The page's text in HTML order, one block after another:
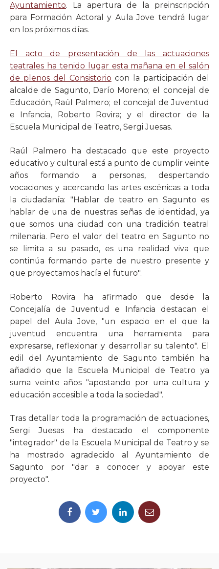
Ayuntamiento. La apertura de la preinscripción
para Formación Actoral y Aula Jove tendrá lugar
en los próximos días.
El acto de presentación de las actuaciones
teatrales ha tenido lugar esta mañana en el salón
de plenos del Consistorio con la participación del
alcalde de Sagunto, Darío Moreno; el concejal de
Educación, Raúl Palmero; el concejal de Juventud
e Infancia, Roberto Rovira; y el director de la
Escuela Municipal de Teatro, Sergi Juesas.
Raúl Palmero ha destacado que este proyecto
educativo y cultural está a punto de cumplir veinte
años formando a personas, despertando
vocaciones y acercando las artes escénicas a toda
la ciudadanía: "Hablar de teatro en Sagunto es
hablar de una de nuestras señas de identidad, ya
que somos una ciudad con una tradición teatral
milenaria. Pero el valor del teatro en Sagunto no
se limita a su pasado, es una realidad viva que
continúa formando parte de nuestro presente y
que proyectamos hacía el futuro".
Roberto Rovira ha afirmado que desde la
Concejalía de Juventud e Infancia destacan el
papel del Aula Jove, "un espacio en el que la
juventud encuentra una herramienta para
expresarse, reflexionar y desarrollar su talento". El
edil del Ayuntamiento de Sagunto también ha
añadido que la Escuela Municipal de Teatro ya
suma veinte años "apostando por una cultura y
educación accesible a toda la sociedad".
Tras detallar toda la programación de actuaciones,
Sergi Juesas ha destacado el componente
"integrador" de la Escuela Municipal de Teatro y se
ha mostrado agradecido al Ayuntamiento de
Sagunto por "dar a conocer y apoyar este
proyecto".